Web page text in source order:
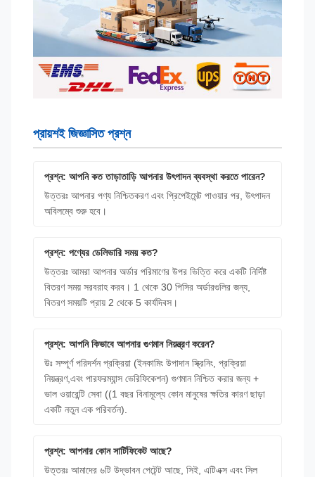
প্রায়শই জিজ্ঞাসিত প্রশ্ন
প্রশ্ন: আপনি কত তাড়াতাড়ি আপনার উৎপাদন ব্যবস্থা করতে পারেন?
উত্তরঃ আপনার পণ্য নিশ্চিতকরণ এবং প্রিপেইমেন্ট পাওয়ার পর, উৎপাদন
অবিলম্বে শুরু হবে।
প্রশ্ন: পণ্যের ডেলিভারি সময় কত?
উত্তরঃ আমরা আপনার অর্ডার পরিমাণের উপর ভিত্তি করে একটি নির্দিষ্ট
বিতরণ সময় সরবরাহ করব। 1 থেকে 30 পিসির অর্ডারগুলির জন্য,
বিতরণ সময়টি প্রায় 2 থেকে 5 কার্যদিবস।
প্রশ্ন: আপনি কিভাবে আপনার গুণমান নিয়ন্ত্রণ করেন?
উঃ সম্পূর্ণ পরিদর্শন প্রক্রিয়া (ইনকামিং উপাদান স্ক্রিনিং, প্রক্রিয়া
নিয়ন্ত্রণ,এবং পারফরম্যান্স ভেরিফিকেশন) গুণমান নিশ্চিত করার জন্য +
ভাল ওয়ারেন্টি সেবা ((1 বছর বিনামূল্যে কোন মানুষের ক্ষতির কারণ ছাড়া
একটি নতুন এক পরিবর্তন).
প্রশ্ন: আপনার কোন সার্টিফিকেট আছে?
উত্তরঃ আমাদের ৬টি উদ্ভাবন পেটেন্ট আছে, সিই, এটিএক্স এবং সিল